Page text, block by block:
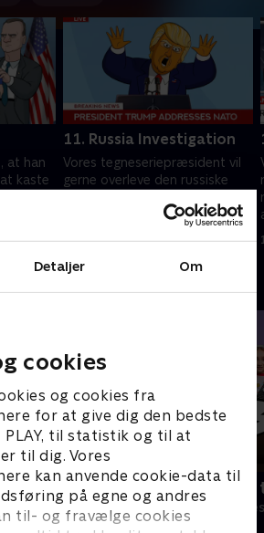
Detaljer Om
cookies
og cookies fra
for at give dig den bedste
PLAY, til statistik og til at
til dig. Vores
kan anvende cookie-data til
på egne og andres
til- og fravælge cookies
at han
kaste
11. Russia Investigation
Vores tegneseriepræsident vil
gerne overleve den russiske
Steve Mnuchin, mens Nancy
Pelosi og Chuck Chumer gør
1. juli 2021 • 26 min
tale) Bert (dansk
Komedie • 1